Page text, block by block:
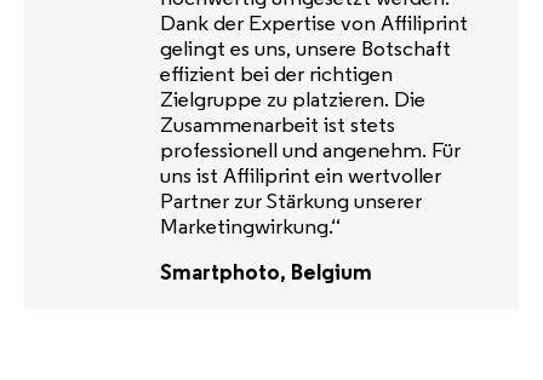
Dank der Expertise von Affiliprint
gelingt es uns, unsere Botschaft
effizient bei der richtigen
Zielgruppe zu platzieren. Die
Zusammenarbeit ist stets
professionell und angenehm. Für
uns ist Affiliprint ein wertvoller
Partner zur Stärkung unserer
Marketingwirkung.“
Smartphoto, Belgium